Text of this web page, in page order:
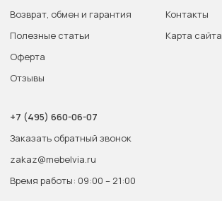
Возврат, обмен и гарантия
Полезные статьи
Оферта
Отзывы
Контакты
Карта сайта
+7 (495) 660-06-07
Заказать обратный звонок
zakaz@mebelvia.ru
Время работы: 09:00 – 21:00